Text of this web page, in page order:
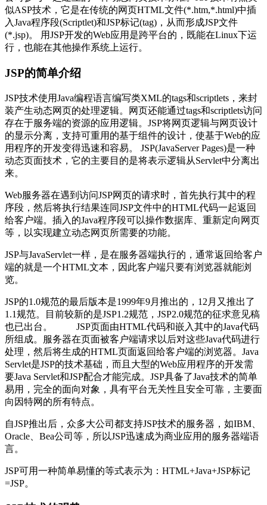
似ASP技术，它是在传统的网页HTML文件(*.htm,*.html)中插
入Java程序段(Scriptlet)和JSP标记(tag)，从而形成JSP文件
(*.jsp)。 用JSP开发的Web应用是跨平台的，既能在Linux下运
行，也能在其他操作系统上运行。
JSP的简单介绍
JSP技术使用Java编程语言编写类XML的tags和scriptlets，来封
装产生动态网页的处理逻辑。网页还能通过tags和scriptlets访问
存在于服务端的资源的应用逻辑。JSP将网页逻辑与网页设计
的显示分离，支持可重用的基于组件的设计，使基于Web的应
用程序的开发变得迅速和容易。 JSP(JavaServer Pages)是一种
动态页面技术，它的主要目的是将表示逻辑从Servlet中分离出
来。
Web服务器在遇到访问JSP网页的请求时，首先执行其中的程
序段，然后将执行结果连同JSP文件中的HTML代码一起返回
给客户端。插入的Java程序段可以操作数据库、重新定向网页
等，以实现建立动态网页所需要的功能。
JSP与JavaServlet一样，是在服务器端执行的，通常返回给客户
端的就是一个HTML文本，因此客户端只要有浏览器就能浏
览。
JSP的1.0规范的最后版本是1999年9月推出的，12月又推出了
1.1规范。目前较新的是JSP1.2规范，JSP2.0规范的征求意见稿
也已出台。 JSP页面由HTML代码和嵌入其中的Java代码
所组成。服务器在页面被客户端请求以后对这些Java代码进行
处理，然后将生成的HTML页面返回给客户端的浏览器。Java
Servlet是JSP的技术基础，而且大型的Web应用程序的开发需
要Java Servlet和JSP配合才能完成。JSP具备了Java技术的简单
易用，完全的面向对象，具有平台无关性且安全可靠，主要面
向因特网的所有特点。
自JSP推出后，众多大公司都支持JSP技术的服务器，如IBM、
Oracle、Bea公司等，所以JSP迅速成为商业应用的服务器端语
言。
JSP可用一种简单易懂的等式表示为：HTML+Java+JSP标记
=JSP。